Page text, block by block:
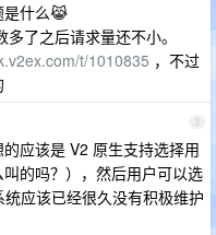
是什么😹
了之后请求量还不小。
t/1010835 ，不过
3
应该是 V2 原生支持选择用
的吗？），然后用户可以选
应该已经很久没有积极维护